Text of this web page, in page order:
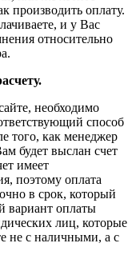
производить оплату.
и у Вас
относительно
необходимо
способ
того, как менеджер
будет выслан счет
имеет
поэтому оплата
в срок, который
вариант оплаты
лиц, которые
не с наличными, а с